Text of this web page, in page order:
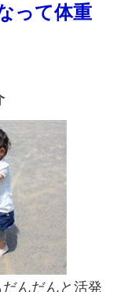
って体重
んだんと活発